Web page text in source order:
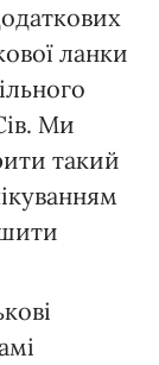
ланки
Ми
такий